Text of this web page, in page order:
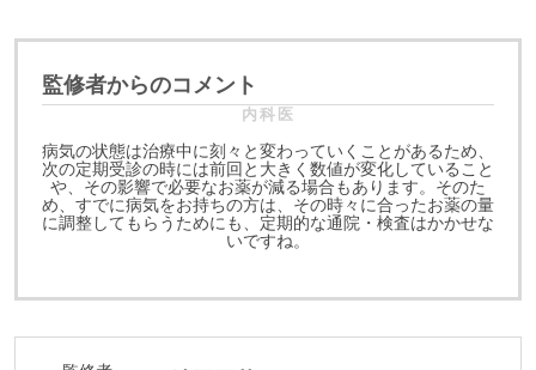
監修者からのコメント
内科医
病気の状態は治療中に刻々と変わっていくことがあるため、
次の定期受診の時には前回と大きく数値が変化していること
や、その影響で必要なお薬が減る場合もあります。そのた
め、すでに病気をお持ちの方は、その時々に合ったお薬の量
に調整してもらうためにも、定期的な通院・検査はかかせな
いですね。